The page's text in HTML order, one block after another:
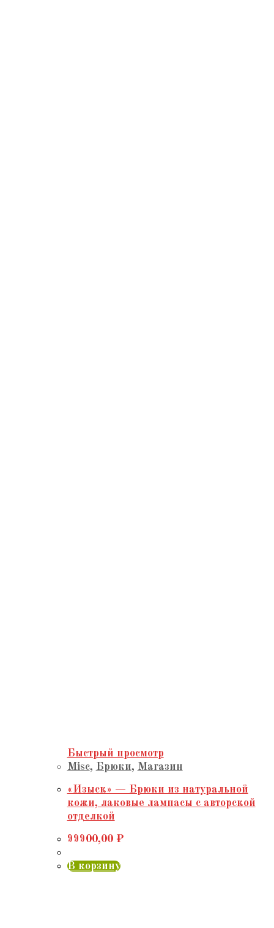
Быстрый просмотр
Misc, Брюки, Магазин
«Изыск» — Брюки из натуральной
кожи, лаковые лампасы с авторской
отделкой
99900,00 ₽
В корзину